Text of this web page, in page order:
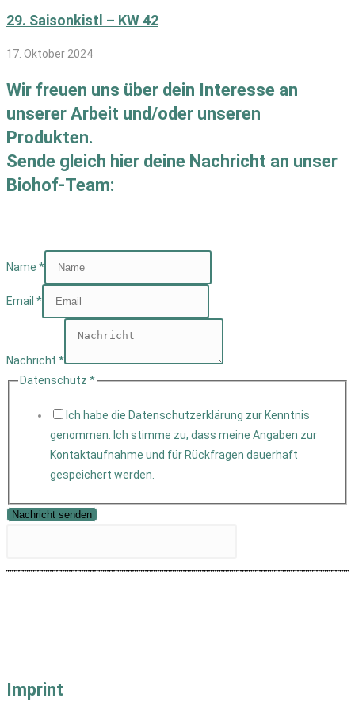
29. Saisonkistl – KW 42
17. Oktober 2024
Wir freuen uns über dein Interesse an
unserer Arbeit und/oder unseren
Produkten.
Sende gleich hier deine Nachricht an unser
Biohof-Team:
Name *
Email *
Nachricht *
Datenschutz *
Ich habe die Datenschutzerklärung zur Kenntnis
genommen. Ich stimme zu, dass meine Angaben zur
Kontaktaufnahme und für Rückfragen dauerhaft
gespeichert werden.
Nachricht senden
Imprint